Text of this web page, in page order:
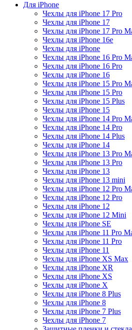
Для iPhone
Чехлы для iPhone 17 Pro
Чехлы для iPhone 17
Чехлы для iPhone 17 Pro
Чехлы для iPhone 16e
Чехлы для iPhone
Чехлы для iPhone 16 Pro
Чехлы для iPhone 16 Pro
Чехлы для iPhone 16
Чехлы для iPhone 15 Pro
Чехлы для iPhone 15 Pro
Чехлы для iPhone 15 Plus
Чехлы для iPhone 15
Чехлы для iPhone 14 Pro
Чехлы для iPhone 14 Pro
Чехлы для iPhone 14 Plus
Чехлы для iPhone 14
Чехлы для iPhone 13 Pro
Чехлы для iPhone 13 Pro
Чехлы для iPhone 13
Чехлы для iPhone 13 mini
Чехлы для iPhone 12 Pro
Чехлы для iPhone 12 Pro
Чехлы для iPhone 12
Чехлы для iPhone 12 Mini
Чехлы для iPhone SE
Чехлы для iPhone 11 Pro
Чехлы для iPhone 11 Pro
Чехлы для iPhone 11
Чехлы для iPhone XS Max
Чехлы для iPhone XR
Чехлы для iPhone XS
Чехлы для iPhone X
Чехлы для iPhone 8 Plus
Чехлы для iPhone 8
Чехлы для iPhone 7 Plus
Чехлы для iPhone 7